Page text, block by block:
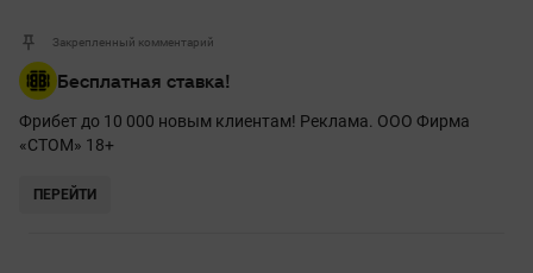
Закрепленный комментарий
Бесплатная ставка!
Фрибет до 10 000 новым клиентам! Реклама. ООО Фирма
«СТОМ» 18+
ПЕРЕЙТИ